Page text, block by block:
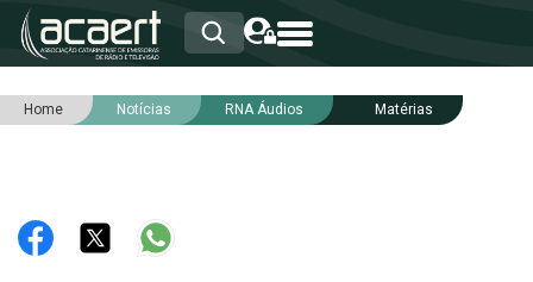
HOME
RNA
NOTÍCIAS
Home Notícias RNA Áudios Matérias